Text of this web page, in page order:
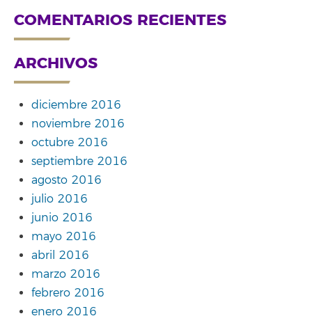
COMENTARIOS RECIENTES
ARCHIVOS
diciembre 2016
noviembre 2016
octubre 2016
septiembre 2016
agosto 2016
julio 2016
junio 2016
mayo 2016
abril 2016
marzo 2016
febrero 2016
enero 2016